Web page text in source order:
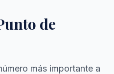
de
más importante a